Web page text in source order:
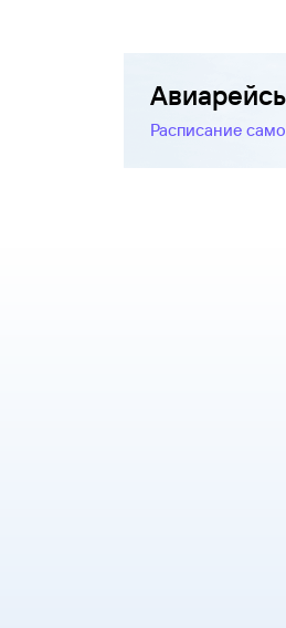
Расписание